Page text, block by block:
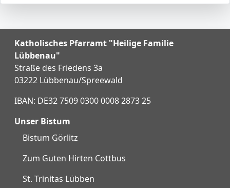
Katholisches Pfarramt "Heilige Familie
Lübbenau"
Straße des Friedens 3a
03222 Lübbenau/Spreewald
IBAN: DE32 7509 0300 0008 2873 25
Unser Bistum
Bistum Görlitz
Zum Guten Hirten Cottbus
St. Trinitas Lübben